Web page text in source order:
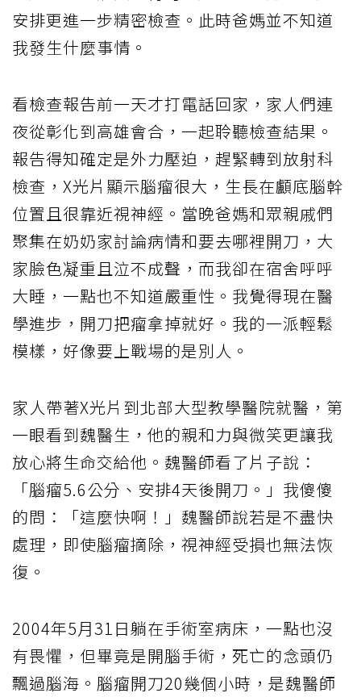
安排更進一步精密檢查。此時爸媽並不知道
我發生什麼事情。
看檢查報告前一天才打電話回家，家人們連
夜從彰化到高雄會合，一起聆聽檢查結果。
報告得知確定是外力壓迫，趕緊轉到放射科
檢查，X光片顯示腦瘤很大，生長在顱底腦幹
位置且很靠近視神經。當晚爸媽和眾親戚們
聚集在奶奶家討論病情和要去哪裡開刀，大
家臉色凝重且泣不成聲，而我卻在宿舍呼呼
大睡，一點也不知道嚴重性。我覺得現在醫
學進步，開刀把瘤拿掉就好。我的一派輕鬆
模樣，好像要上戰場的是別人。
家人帶著X光片到北部大型教學醫院就醫，第
一眼看到魏醫生，他的親和力與微笑更讓我
放心將生命交給他。魏醫師看了片子說：
「腦瘤5.6公分、安排4天後開刀。」我傻傻
的問：「這麼快啊！」魏醫師說若是不盡快
處理，即使腦瘤摘除，視神經受損也無法恢
復。
2004年5月31日躺在手術室病床，一點也沒
有畏懼，但畢竟是開腦手術，死亡的念頭仍
飄過腦海。腦瘤開刀20幾個小時，是魏醫師